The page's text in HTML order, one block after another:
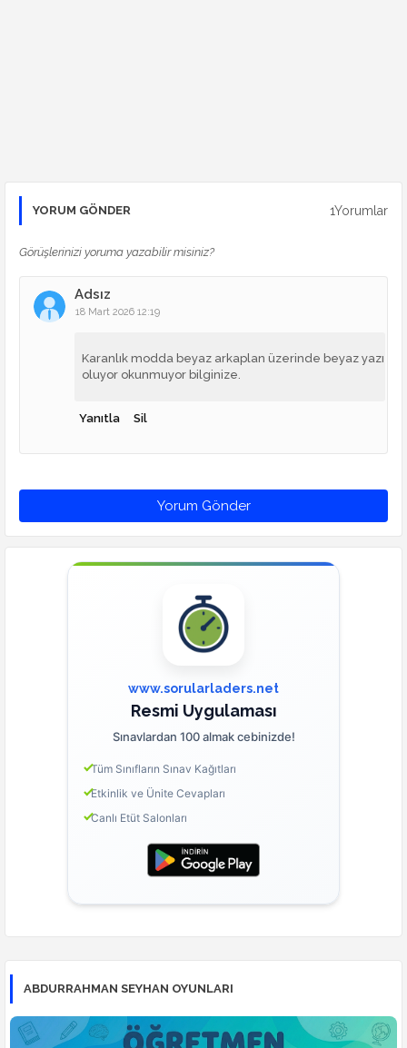
YORUM GÖNDER 1Yorumlar
Görüşlerinizi yoruma yazabilir misiniz?
Adsız
18 Mart 2026 12:19
Karanlık modda beyaz arkaplan üzerinde beyaz yazı
oluyor okunmuyor bilginize.
Yanıtla Sil
Yorum Gönder
www.sorularladers.net
Resmi Uygulaması
Sınavlardan 100 almak cebinizde!
Tüm Sınıfların Sınav Kağıtları
Etkinlik ve Ünite Cevapları
Canlı Etüt Salonları
ABDURRAHMAN SEYHAN OYUNLARI